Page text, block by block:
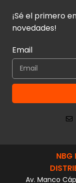
¡Sé el primero
novedades!
Email
NBG
Av. Manco